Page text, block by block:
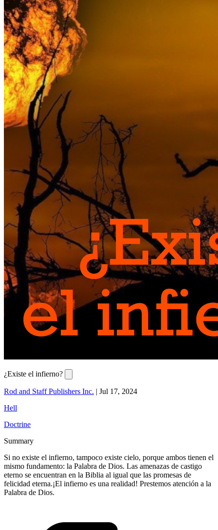
¿Existe el infierno?
Rod and Staff Publishers Inc. | Jul 17, 2024
Hell
Doctrine
Summary
Si no existe el infierno, tampoco existe cielo, porque ambos tienen el
mismo fundamento: la Palabra de Dios. Las amenazas de castigo
eterno se encuentran en la Biblia al igual que las promesas de
felicidad eterna.¡El infierno es una realidad! Prestemos atención a la
Palabra de Dios.